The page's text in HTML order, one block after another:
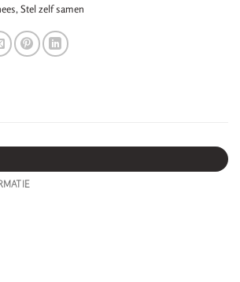
, Stel zelf samen